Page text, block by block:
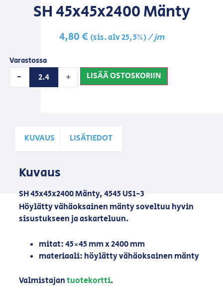
SH 45x45x2400 Mänty
4,80€ (sis. alv 25,5%)/ jm
Varastossa
- + LISÄÄ OSTOSKORIIN
KUVAUS LISÄTIEDOT
Kuvaus
SH 45x45x2400 Mänty, 4545 US1-3
Höylätty vähäoksainen mänty soveltuu hyvin
sisustukseen ja askarteluun.
mitat: 45×45 mm x 2400 mm
materiaali: höylätty vähäoksainen mänty
Valmistajantuotekortti.